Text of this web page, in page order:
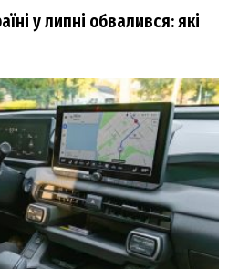
у липні обвалився: які